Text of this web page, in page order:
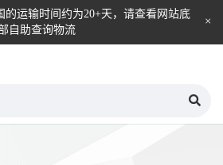
的运输时间约为20+天，请查看网站底
自助查询物流